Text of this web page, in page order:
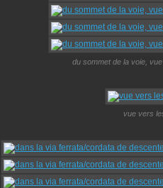
du sommet de la voie,
vue vers